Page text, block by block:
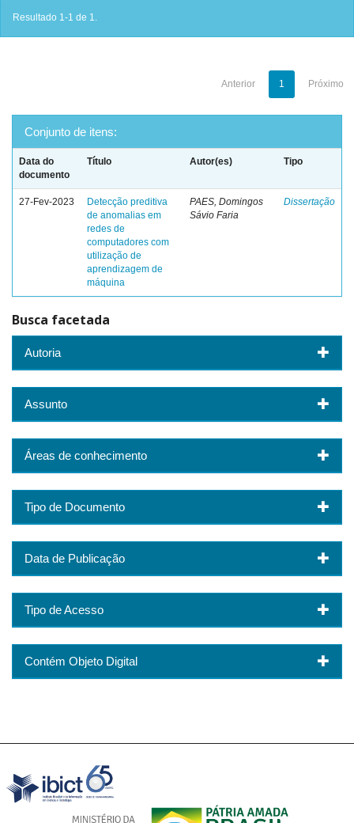
Resultado 1-1 de 1.
Anterior 1 Próximo
Conjunto de itens:
Data do
documento
Título Autor(es) Tipo
27-Fev-2023
Detecção preditiva
de anomalias em
redes de
computadores com
utilização de
aprendizagem de
máquina
PAES, Domingos
Sávio Faria
Dissertação
Busca facetada
Autoria
Assunto
Áreas de conhecimento
Tipo de Documento
Data de Publicação
Tipo de Acesso
Contém Objeto Digital